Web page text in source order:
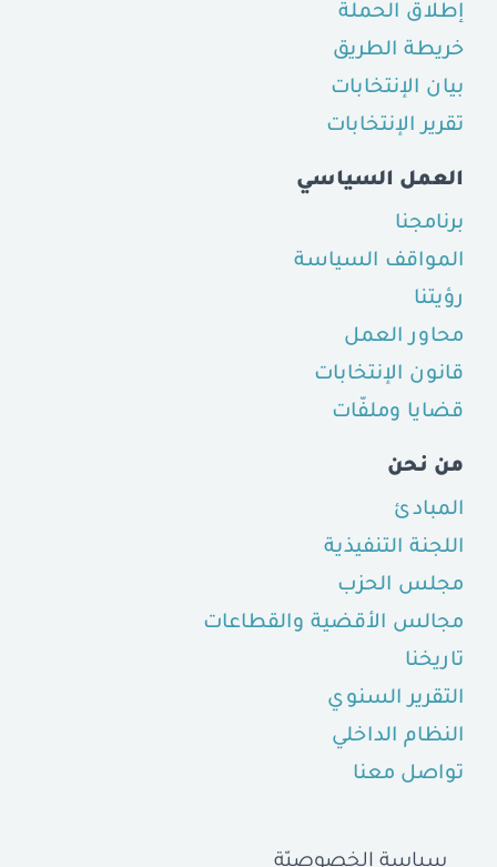
إطلاق الحملة
خريطة الطريق
بيان الإنتخابات
تقرير الإنتخابات
العمل السياسي
برنامجنا
المواقف السياسة
رؤيتنا
محاور العمل
قانون الإنتخابات
قضايا وملفّات
من نحن
المبادئ
اللجنة التنفيذية
مجلس الحزب
مجالس الأقضية والقطاعات
تاريخنا
التقرير السنوي
النظام الداخلي
تواصل معنا
سياسة الخصوصيّة